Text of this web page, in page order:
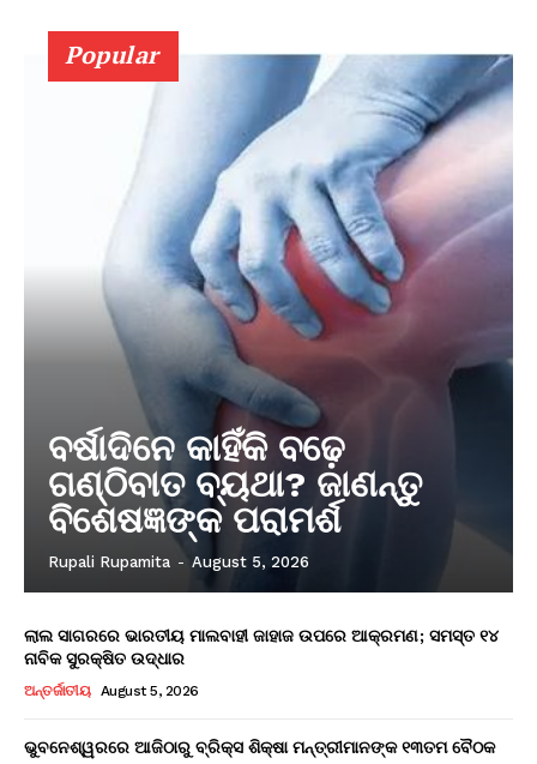
Popular
ବର୍ଷାଦିନେ କାହିଁକି ବଢ଼େ
ଗଣ୍ଠିବାତ ବ୍ୟଥା? ଜାଣନ୍ତୁ
ବିଶେଷଜ୍ଞଙ୍କ ପରାମର୍ଶ
Rupali Rupamita - August 5, 2026
ଲାଲ ସାଗରରେ ଭାରତୀୟ ମାଲବାହୀ ଜାହାଜ ଉପରେ ଆକ୍ରମଣ; ସମସ୍ତ ୧୪
ନାବିକ ସୁରକ୍ଷିତ ଉଦ୍ଧାର
ଅନ୍ତର୍ଜାତୀୟ August 5, 2026
ଭୁବନେଶ୍ୱରରେ ଆଜିଠାରୁ ବ୍ରିକ୍ସ ଶିକ୍ଷା ମନ୍ତ୍ରୀମାନଙ୍କ ୧୩ତମ ବୈଠକ